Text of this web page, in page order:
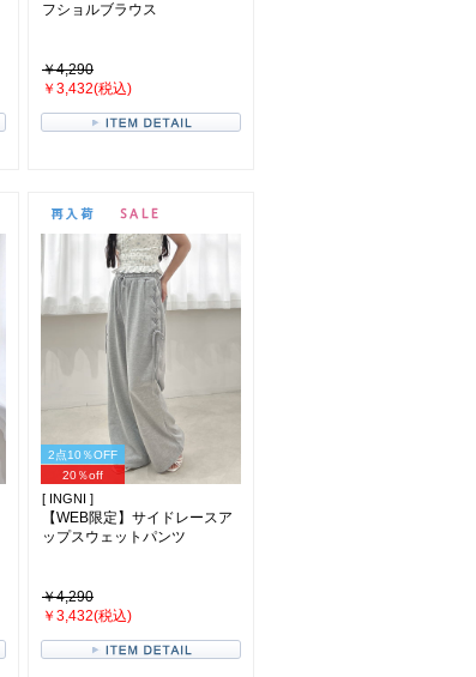
フショルブラウス
￥4,290
￥3,432(税込)
2点10％OFF
20％off
[ INGNI ]
【WEB限定】サイドレースア
ップスウェットパンツ
￥4,290
￥3,432(税込)